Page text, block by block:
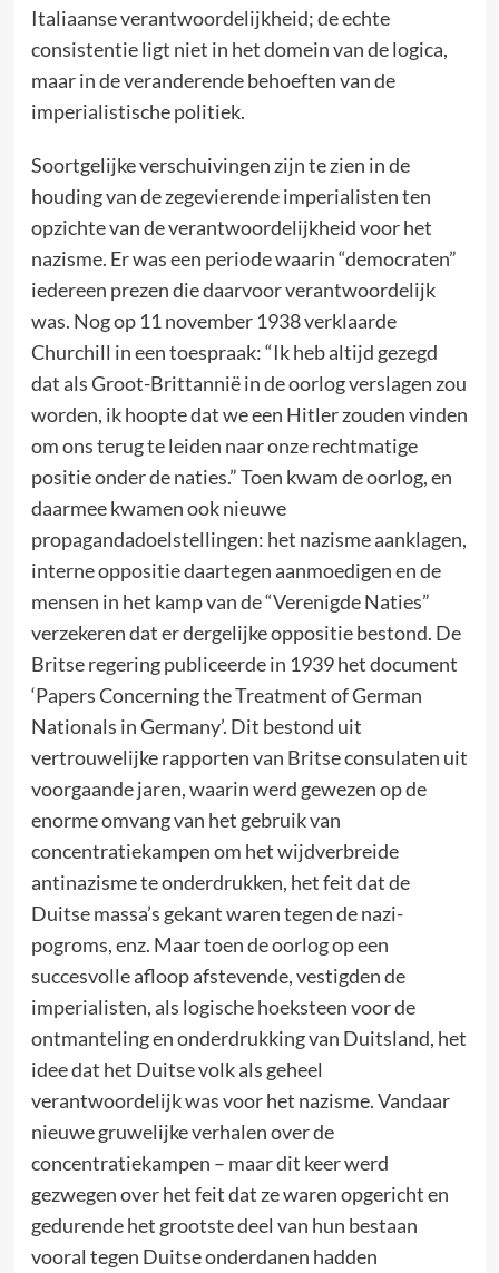
Italiaanse verantwoordelijkheid; de echte
consistentie ligt niet in het domein van de logica,
maar in de veranderende behoeften van de
imperialistische politiek.
Soortgelijke verschuivingen zijn te zien in de
houding van de zegevierende imperialisten ten
opzichte van de verantwoordelijkheid voor het
nazisme. Er was een periode waarin “democraten”
iedereen prezen die daarvoor verantwoordelijk
was. Nog op 11 november 1938 verklaarde
Churchill in een toespraak: “Ik heb altijd gezegd
dat als Groot-Brittannië in de oorlog verslagen zou
worden, ik hoopte dat we een Hitler zouden vinden
om ons terug te leiden naar onze rechtmatige
positie onder de naties.” Toen kwam de oorlog, en
daarmee kwamen ook nieuwe
propagandadoelstellingen: het nazisme aanklagen,
interne oppositie daartegen aanmoedigen en de
mensen in het kamp van de “Verenigde Naties”
verzekeren dat er dergelijke oppositie bestond. De
Britse regering publiceerde in 1939 het document
‘Papers Concerning the Treatment of German
Nationals in Germany’. Dit bestond uit
vertrouwelijke rapporten van Britse consulaten uit
voorgaande jaren, waarin werd gewezen op de
enorme omvang van het gebruik van
concentratiekampen om het wijdverbreide
antinazisme te onderdrukken, het feit dat de
Duitse massa’s gekant waren tegen de nazi-
pogroms, enz. Maar toen de oorlog op een
succesvolle afloop afstevende, vestigden de
imperialisten, als logische hoeksteen voor de
ontmanteling en onderdrukking van Duitsland, het
idee dat het Duitse volk als geheel
verantwoordelijk was voor het nazisme. Vandaar
nieuwe gruwelijke verhalen over de
concentratiekampen – maar dit keer werd
gezwegen over het feit dat ze waren opgericht en
gedurende het grootste deel van hun bestaan
vooral tegen Duitse onderdanen hadden